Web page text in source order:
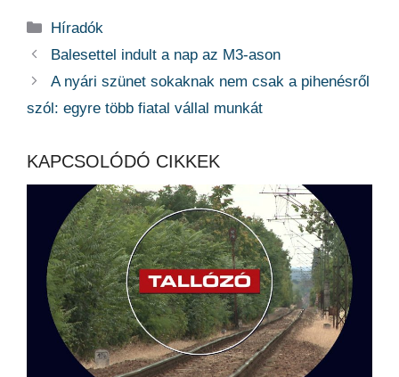
Kategória
Híradók
Balesettel indult a nap az M3-ason
A nyári szünet sokaknak nem csak a pihenésről
szól: egyre több fiatal vállal munkát
KAPCSOLÓDÓ CIKKEK